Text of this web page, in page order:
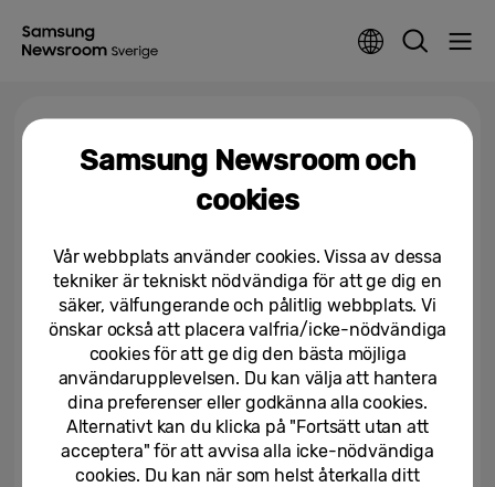
Ben Gorham i exklusivt
Electronics Nordic
22/03/2022
Samsung Newsroom och
cookies
Vår webbplats använder cookies. Vissa av dessa
tekniker är tekniskt nödvändiga för att ge dig en
säker, välfungerande och pålitlig webbplats. Vi
önskar också att placera valfria/icke-nödvändiga
cookies för att ge dig den bästa möjliga
användarupplevelsen. Du kan välja att hantera
dina preferenser eller godkänna alla cookies.
Alternativt kan du klicka på "Fortsätt utan att
acceptera" för att avvisa alla icke-nödvändiga
cookies. Du kan när som helst återkalla ditt